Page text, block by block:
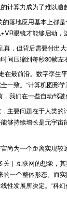
计算力成为了难以逾
落地应用基本上都
眼镜才能够启动
，但背后需要付出
间压缩到每秒30帧左
在最前沿。数字孪
一致。“计算机图形
我们在一些自动驾
主要问题在于人类
够持续增长是元宇
尚为一个距离实现
于互联网的想象
一个整体形态。而
发展所决定。”科幻